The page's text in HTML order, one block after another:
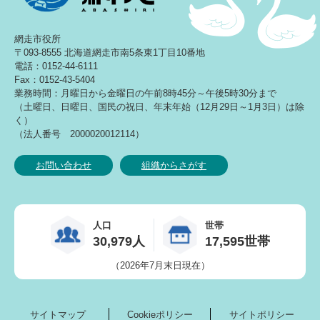
網走市役所
〒093-8555 北海道網走市南5条東1丁目10番地
電話：0152-44-6111
Fax：0152-43-5404
業務時間：月曜日から金曜日の午前8時45分～午後5時30分まで
（土曜日、日曜日、国民の祝日、年末年始（12月29日～1月3日）は除
く）
（法人番号 2000020012114）
お問い合わせ 組織からさがす
人口
30,979人
世帯
17,595世帯
（2026年7月末日現在）
サイトマップ Cookieポリシー サイトポリシー